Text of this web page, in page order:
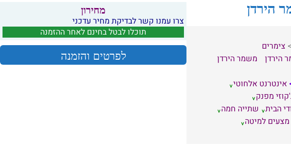
הירדן
צימרים
הירדן
משמר הירדן
אינטרנט אלחוטי
מפנק
הבית שתייה חמה
מצעים למיטה
מחירון
צרו עמנו קשר לבדיקת מחיר עדכני
תוכלו לבטל בחינם לאחר ההזמנה
לפרטים והזמנה